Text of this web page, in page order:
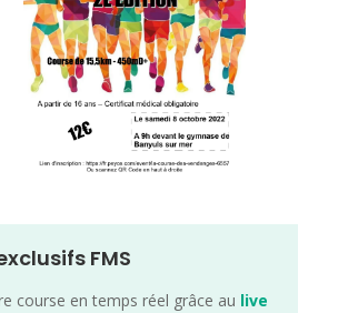
FMS
course en temps réel grâce au live